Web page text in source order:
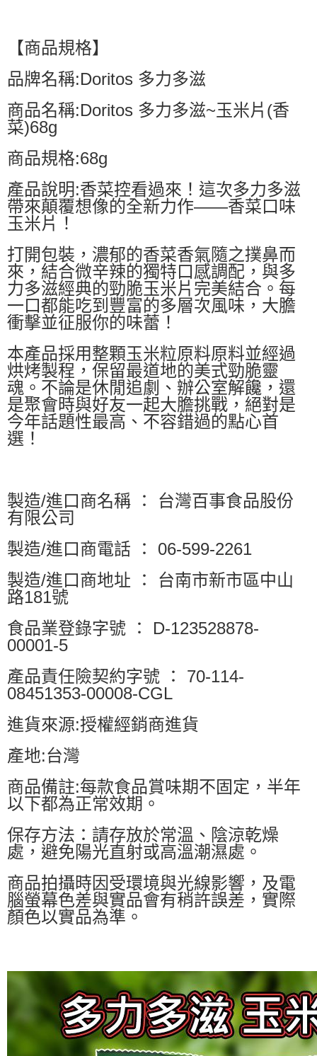
【商品規格】
品牌名稱:Doritos 多力多滋
商品名稱:Doritos 多力多滋~玉米片(香
菜)68g
商品規格:68g
產品說明:香菜控看過來！這次多力多滋
帶來顛覆想像的全新力作——香菜口味
玉米片！
打開包裝，濃郁的香菜香氣隨之撲鼻而
來，結合微辛辣的獨特口感調配，與多
力多滋經典的勁脆玉米片完美結合。每
一口都能吃到豐富的多層次風味，大膽
衝擊並征服你的味蕾！
本產品採用整顆玉米粒原料原料並經過
烘烤製程，保留最道地的美式勁脆靈
魂。不論是休閒追劇、辦公室解饞，還
是聚會時與好友一起大膽挑戰，絕對是
今年話題性最高、不容錯過的點心首
選！
製造/進口商名稱 ： 台灣百事食品股份
有限公司
製造/進口商電話 ： 06-599-2261
製造/進口商地址 ： 台南市新市區中山
路181號
食品業登錄字號 ： D-123528878-
00001-5
產品責任險契約字號 ： 70-114-
08451353-00008-CGL
進貨來源:授權經銷商進貨
產地:台灣
商品備註:每款食品賞味期不固定，半年
以下都為正常效期。
保存方法：請存放於常溫、陰涼乾燥
處，避免陽光直射或高溫潮濕處。
商品拍攝時因受環境與光線影響，及電
腦螢幕色差與實品會有稍許誤差，實際
顏色以實品為準。